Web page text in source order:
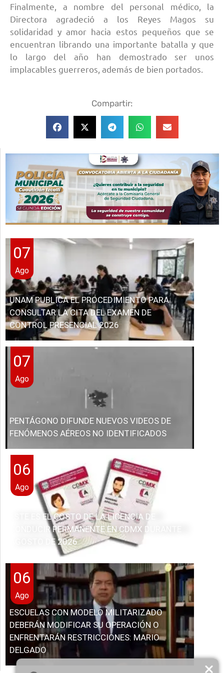
Finalmente, a nombre del personal médico, la
Directora agradeció a los Reyes Magos su
solidaridad y amor hacia estos pequeños que se
encuentran librando una importante batalla y que
lo largo del año han demostrado ser unos
implacables guerreros, además de bien portados.
Compartir:
07
Ago
UNAM PUBLICA EL PROCEDIMIENTO PARA
CONSULTAR LA CITA DEL EXAMEN DE
CONTROL PRESENCIAL 2026
07
Ago
PENTÁGONO DIFUNDE NUEVOS VIDEOS DE
FENÓMENOS AÉREOS NO IDENTIFICADOS
06
Ago
ESTE ES EL COSTO DE LA LICENCIA DE
CONDUCIR PERMANENTE EN CDMX DURANTE
AGOSTO DE 2026
06
Ago
ESCUELAS CON MODELO MILITARIZADO
DEBERÁN MODIFICAR SU OPERACIÓN O
ENFRENTARÁN RESTRICCIONES: MARIO
DELGADO